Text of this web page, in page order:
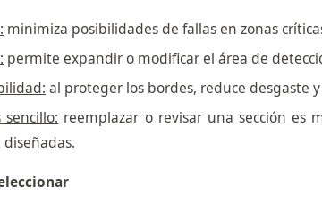
minimiza posibilidades de fallas en zonas
permite expandir o modificar el área de
al proteger los bordes, reduce desgaste
reemplazar o revisar una sección es
diseñadas.